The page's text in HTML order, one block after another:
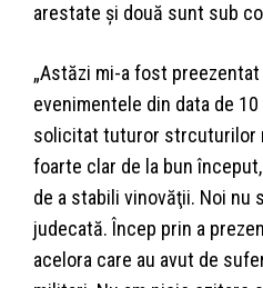
arestate şi două sunt sub
„Astăzi mi-a fost
evenimentele din data de
solicitat tuturor strcuturilor
foarte clar de la bun
de a stabili vinovăţii. Noi nu
judecată. Încep prin a
acelora care au avut de